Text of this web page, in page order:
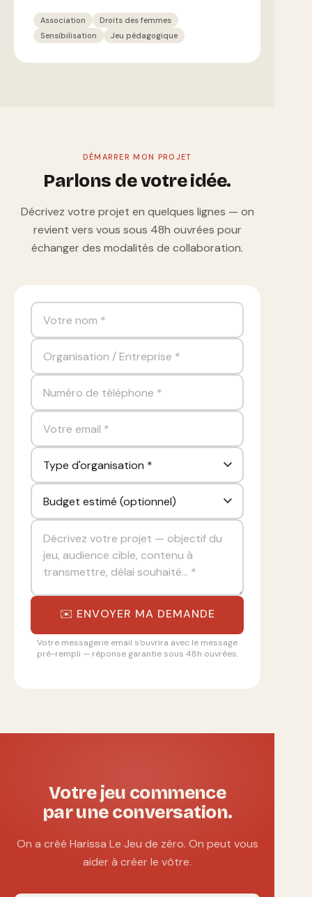
Association
Droits des femmes
Sensibilisation
Jeu pédagogique
DÉMARRER MON PROJET
Parlons de votre idée.
Décrivez votre projet en quelques lignes — on
revient vers vous sous 48h ouvrées pour
échanger des modalités de collaboration.
✉️ ENVOYER MA DEMANDE
Votre messagerie email s'ouvrira avec le message
pré-rempli — réponse garantie sous 48h ouvrées.
Votre jeu commence
par une conversation.
On a créé Harissa Le Jeu de zéro. On peut vous
aider à créer le vôtre.